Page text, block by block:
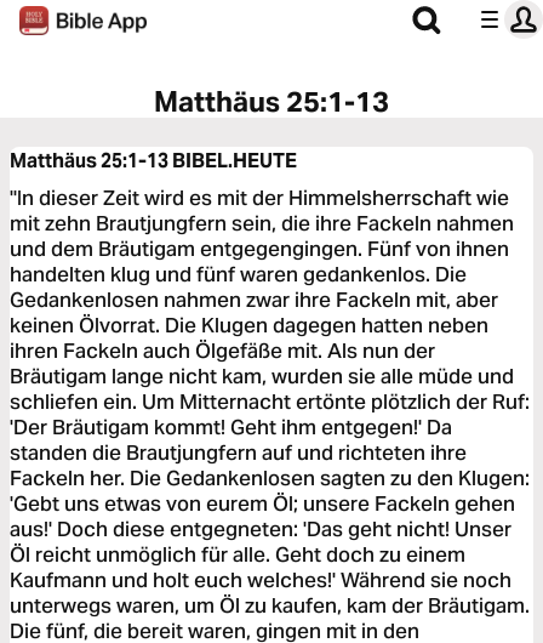
Matthäus 25:1-13
Matthäus 25:1-13BIBEL.HEUTE
"In dieser Zeit wird es mit der Himmelsherrschaft wie
mit zehn Brautjungfern sein, die ihre Fackeln nahmen
und dem Bräutigam entgegengingen. Fünf von ihnen
handelten klug und fünf waren gedankenlos. Die
Gedankenlosen nahmen zwar ihre Fackeln mit, aber
keinen Ölvorrat. Die Klugen dagegen hatten neben
ihren Fackeln auch Ölgefäße mit. Als nun der
Bräutigam lange nicht kam, wurden sie alle müde und
schliefen ein. Um Mitternacht ertönte plötzlich der Ruf:
'Der Bräutigam kommt! Geht ihm entgegen!' Da
standen die Brautjungfern auf und richteten ihre
Fackeln her. Die Gedankenlosen sagten zu den Klugen:
'Gebt uns etwas von eurem Öl; unsere Fackeln gehen
aus!' Doch diese entgegneten: 'Das geht nicht! Unser
Öl reicht unmöglich für alle. Geht doch zu einem
Kaufmann und holt euch welches!' Während sie noch
unterwegs waren, um Öl zu kaufen, kam der Bräutigam.
Die fünf, die bereit waren, gingen mit in den